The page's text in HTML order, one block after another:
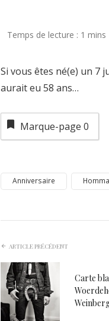
Si vous êtes né(e) un 7
aurait eu 58 ans…
Marque-page 0
Anniversaire
ARTICLE PRÉCÉDENT
Carte